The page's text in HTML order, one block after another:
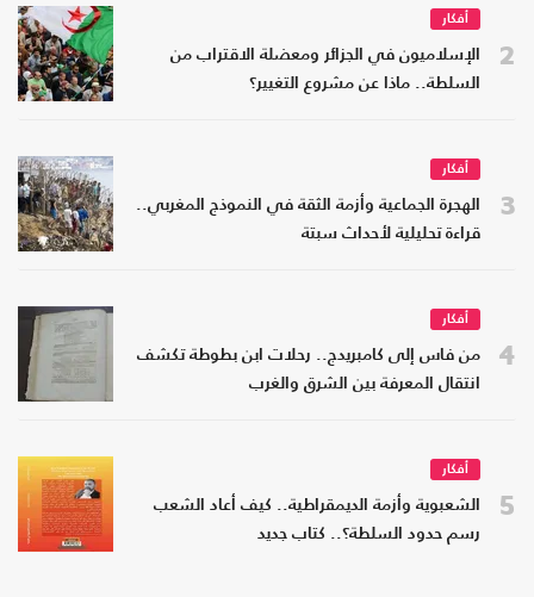
2
أفكار
الإسلاميون في الجزائر ومعضلة الاقتراب من
السلطة.. ماذا عن مشروع التغيير؟
3
أفكار
الهجرة الجماعية وأزمة الثقة في النموذج المغربي..
قراءة تحليلية لأحداث سبتة
4
أفكار
من فاس إلى كامبريدج.. رحلات ابن بطوطة تكشف
انتقال المعرفة بين الشرق والغرب
5
أفكار
الشعبوية وأزمة الديمقراطية.. كيف أعاد الشعب
رسم حدود السلطة؟.. كتاب جديد